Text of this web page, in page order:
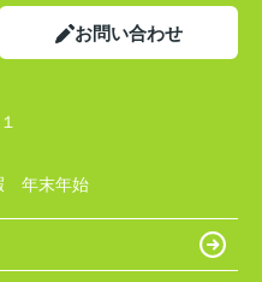
お問い合わせ
年末年始